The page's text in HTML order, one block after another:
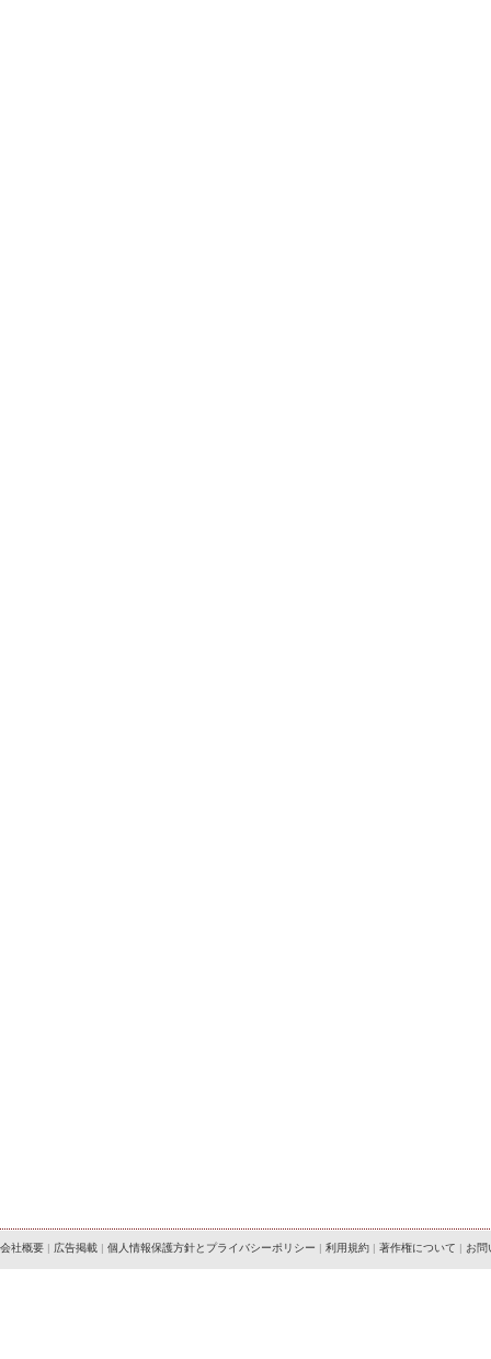
会社概要 | 広告掲載 | 個人情報保護方針とプライバシーポリシー | 利用規約 | 著作権について | お問